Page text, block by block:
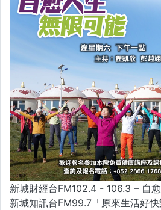
新城財經台FM102.4 - 106.3 – 自
新城知訊台FM99.7「原來生活好